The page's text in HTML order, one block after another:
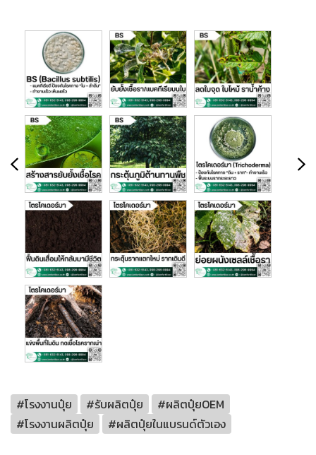
#โรงงานปุ๋ย #รับผลิตปุ๋ย
#ผลิตปุ๋ยOEM
#โรงงานผลิตปุ๋ย
#ผลิตปุ๋ยในแบรนด์ตัวเอง